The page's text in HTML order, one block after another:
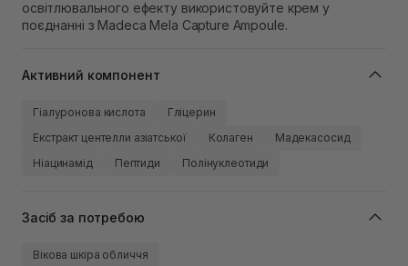
освітлювального ефекту використовуйте крем у
поєднанні з Madeca Mela Capture Ampoule.
Активний компонент
Гіалуронова кислота
Гліцерин
Екстракт центелли азіатської
Колаген
Мадекасосид
Ніацинамід
Пептиди Полінуклеотиди
Засіб за потребою
Вікова шкіра обличчя